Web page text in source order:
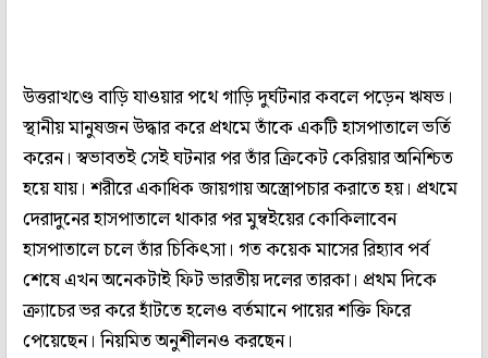
উত্তরাখণ্ডে বাড়ি যাওয়ার পথে গাড়ি দুর্ঘটনার কবলে পড়েন ঋষভ।
স্থানীয় মানুষজন উদ্ধার করে প্রথমে তাঁকে একটি হাসপাতালে ভর্তি
করেন। স্বভাবতই সেই ঘটনার পর তাঁর ক্রিকেট কেরিয়ার অনিশ্চিত
হয়ে যায়। শরীরে একাধিক জায়গায় অস্ত্রোপচার করাতে হয়। প্রথমে
দেরাদুনের হাসপাতালে থাকার পর মুম্বইয়ের কোকিলাবেন
হাসপাতালে চলে তাঁর চিকিৎসা। গত কয়েক মাসের রিহ্যাব পর্ব
শেষে এখন অনেকটাই ফিট ভারতীয় দলের তারকা। প্রথম দিকে
ক্র্যাচের ভর করে হাঁটতে হলেও বর্তমানে পায়ের শক্তি ফিরে
পেয়েছেন। নিয়মিত অনুশীলনও করছেন।